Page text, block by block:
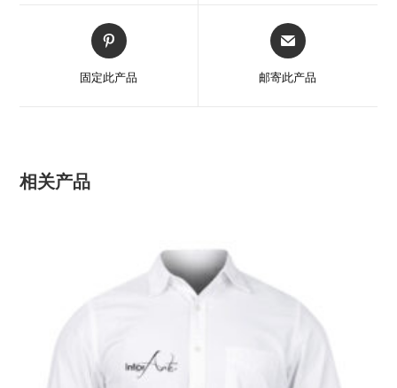
打
开
打
开
在
新
窗
口
固定此产品
在
新
窗
口
邮寄此产品
相关产品